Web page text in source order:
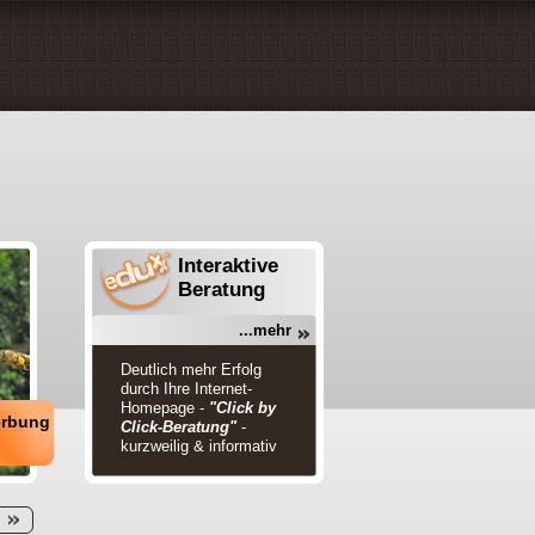
Interaktive
Beratung
Deutlich mehr Erfolg
durch Ihre Internet-
Homepage - "Click by
Click-Beratung"-
kurzweilig & informativ
...mehr